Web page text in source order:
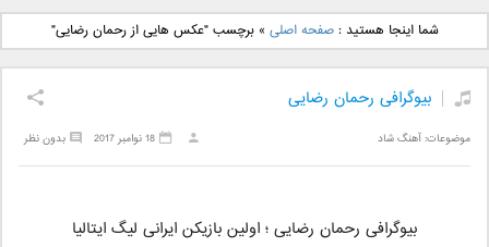
دانلود آهنگ جدید بهنام
بانی بنام قرص قمر 2
دانلود آهنگ جدید علی
یاسینی بنام دورترین نزدیک
شما اینجا هستید :صفحه اصلی »برچسب "عکس هایی از رحمان رضایی"
بیوگرافی رحمان رضایی
موضوعات:آهنگ شاد بدون نظر 18 نوامبر 2017
بیوگرافی رحمان رضایی ؛ اولین بازیکن ایرانی لیگ ایتالیا